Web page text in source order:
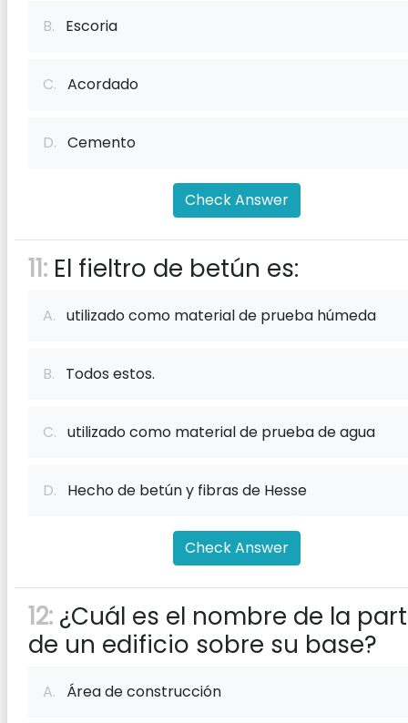
B. Escoria
C. Acordado
D. Cemento
Check Answer
11: El fieltro de betún es:
A. utilizado como material de prueba húmeda
B. Todos estos.
C. utilizado como material de prueba de agua
D. Hecho de betún y fibras de Hesse
Check Answer
12: ¿Cuál es el nombre de la
de un edificio sobre su base?
A. Área de construcción